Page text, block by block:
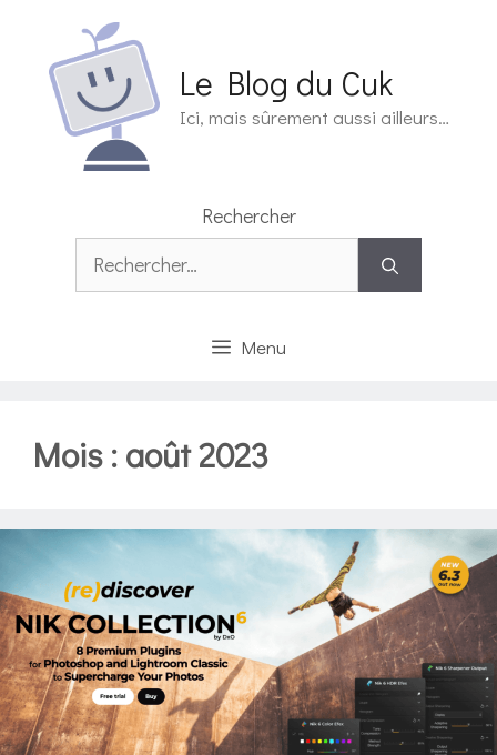
contenu
Le Blog du Cuk
Ici, mais sûrement aussi ailleurs…
Rechercher
Rechercher :
Menu
Mois : août 2023